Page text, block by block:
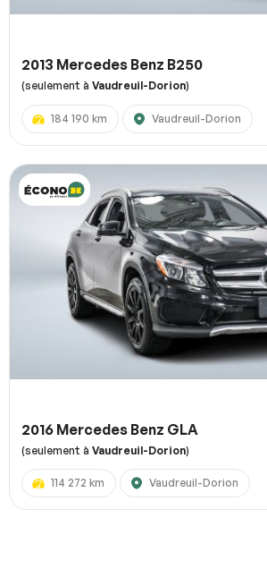
2013 Mercedes Benz B250
(seulement à Vaudreuil-Dorion)
184 190 km Vaudreuil-Dorion
2016 Mercedes Benz GLA
(seulement à Vaudreuil-Dorion)
114 272 km Vaudreuil-Dorion